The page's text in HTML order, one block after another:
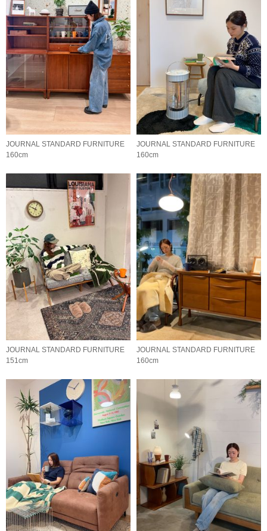
JOURNAL STANDARD FURNITURE
160cm
JOURNAL STANDARD FURNITURE
160cm
JOURNAL STANDARD FURNITURE
151cm
JOURNAL STANDARD FURNITURE
160cm